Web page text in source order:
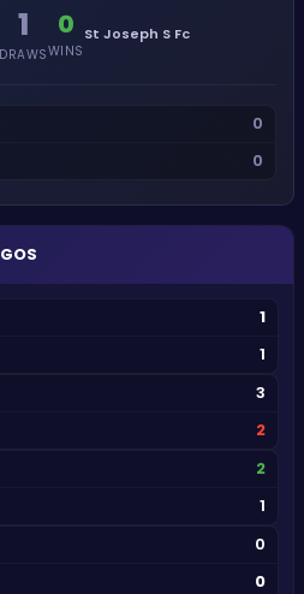
1
DRAWS
0
WINS
St Joseph S Fc
0
0
1
1
3
2
2
1
0
0